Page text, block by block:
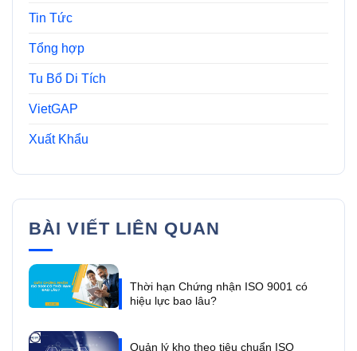
Tin Tức
Tổng hợp
Tu Bổ Di Tích
VietGAP
Xuất Khẩu
BÀI VIẾT LIÊN QUAN
Thời hạn Chứng nhận ISO 9001 có
hiệu lực bao lâu?
Quản lý kho theo tiêu chuẩn ISO